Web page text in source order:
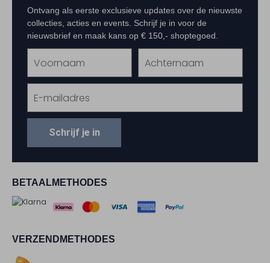
BETAALMETHODES
VERZENDMETHODES
Ontvang als eerste exclusieve updates over de nieuwste
collecties, acties en events. Schrijf je in voor de
nieuwsbrief en maak kans op € 150,- shoptegoed.
Schrijf je in